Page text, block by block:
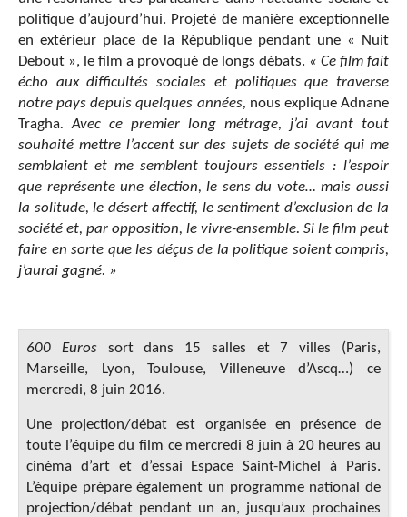
politique d’aujourd’hui. Projeté de manière exceptionnelle
en extérieur place de la République pendant une « Nuit
Debout », le film a provoqué de longs débats. « Ce film fait
écho aux difficultés sociales et politiques que traverse
notre pays depuis quelques années, nous explique Adnane
Tragha. Avec ce premier long métrage, j’ai avant tout
souhaité mettre l’accent sur des sujets de société qui me
semblaient et me semblent toujours essentiels : l’espoir
que représente une élection, le sens du vote… mais aussi
la solitude, le désert affectif, le sentiment d’exclusion de la
société et, par opposition, le vivre-ensemble. Si le film peut
faire en sorte que les déçus de la politique soient compris,
j’aurai gagné. »
600 Eurossort dans 15 salles et 7 villes (Paris,
Marseille, Lyon, Toulouse, Villeneuve d’Ascq…) ce
mercredi, 8 juin 2016.
Une projection/débat est organisée en présence de
toute l’équipe du film ce mercredi 8 juin à 20 heures au
cinéma d’art et d’essai Espace Saint-Michel à Paris.
L’équipe prépare également un programme national de
projection/débat pendant un an, jusqu’aux prochaines